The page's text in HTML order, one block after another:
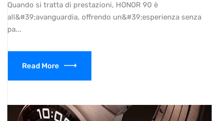
Quando si tratta di prestazioni, HONOR 90 è
all&#39;avanguardia, offrendo un&#39;esperienza senza
pa...
Read More